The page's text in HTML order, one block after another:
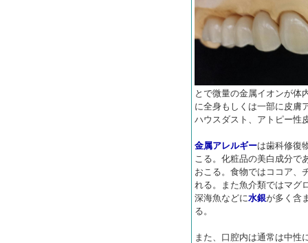
とで微量の金属イオンが体
に全身もしくは一部に皮膚
ハウスダスト、アトピー性
金属アレルギーは歯科修復
こる。化粧品の美白成分で
おこる。食物ではココア、
れる。また魚介類ではマグ
深海魚などに水銀が多く含
る。
また、口腔内は通常は中性